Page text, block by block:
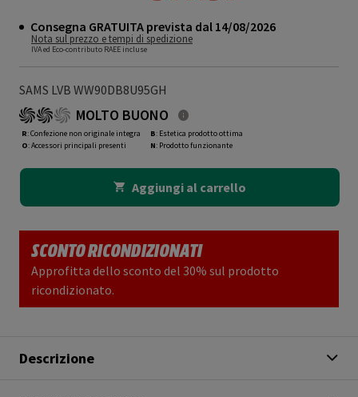
Consegna GRATUITA prevista dal 14/08/2026
Nota sul prezzo e tempi di spedizione
IVA ed Eco-contributo RAEE incluse
SAMS LVB WW90DB8U95GH
MOLTO BUONO
R: Confezione non originale integra
O: Accessori principali presenti
B: Estetica prodotto ottima
N: Prodotto funzionante
Aggiungi al carrello
SCONTO RICONDIZIONATI
Approfitta dello sconto del 30% sul prodotto
ricondizionato.
Descrizione